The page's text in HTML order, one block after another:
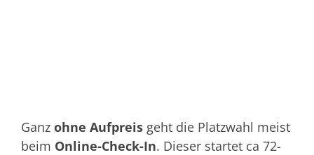
Ganz ohne Aufpreis geht die Platzwahl meist
beim Online-Check-In. Dieser startet ca 72-